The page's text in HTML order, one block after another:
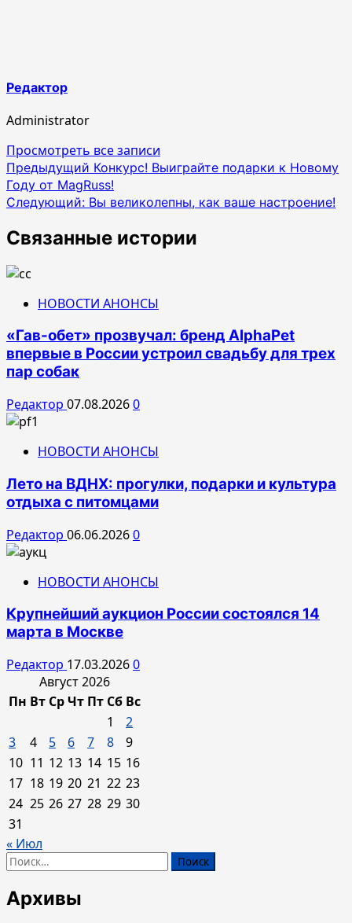
Редактор
Administrator
Просмотреть все записи
Навигация
по
записям
Предыдущий Конкурс! Выиграйте подарки к Новому
Году от MagRuss!
Следующий: Вы великолепны, как ваше настроение!
Связанные истории
НОВОСТИ АНОНСЫ
«Гав-обет» прозвучал: бренд AlphaPet
впервые в России устроил свадьбу для трех
пар собак
Редактор 07.08.20260
НОВОСТИ АНОНСЫ
Лето на ВДНХ: прогулки, подарки и культура
отдыха с питомцами
Редактор 06.06.20260
НОВОСТИ АНОНСЫ
Крупнейший аукцион России состоялся 14
марта в Москве
Редактор 17.03.20260
Август 2026
Пн Вт СрЧт Пт Сб Вс
1
2
3
4 5 6 7 8
9
10 11 12 13 14 15 16
17 18 19 20 21 22 23
24 25 26 27 28 29 30
31
« Июл
Найти:
Архивы